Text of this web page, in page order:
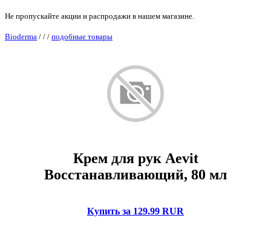
Не пропускайте акции и распродажи в нашем магазине.
Bioderma / / / подобные товары
Крем для рук Aevit
Восстанавливающий, 80 мл
Купить за 129.99 RUR